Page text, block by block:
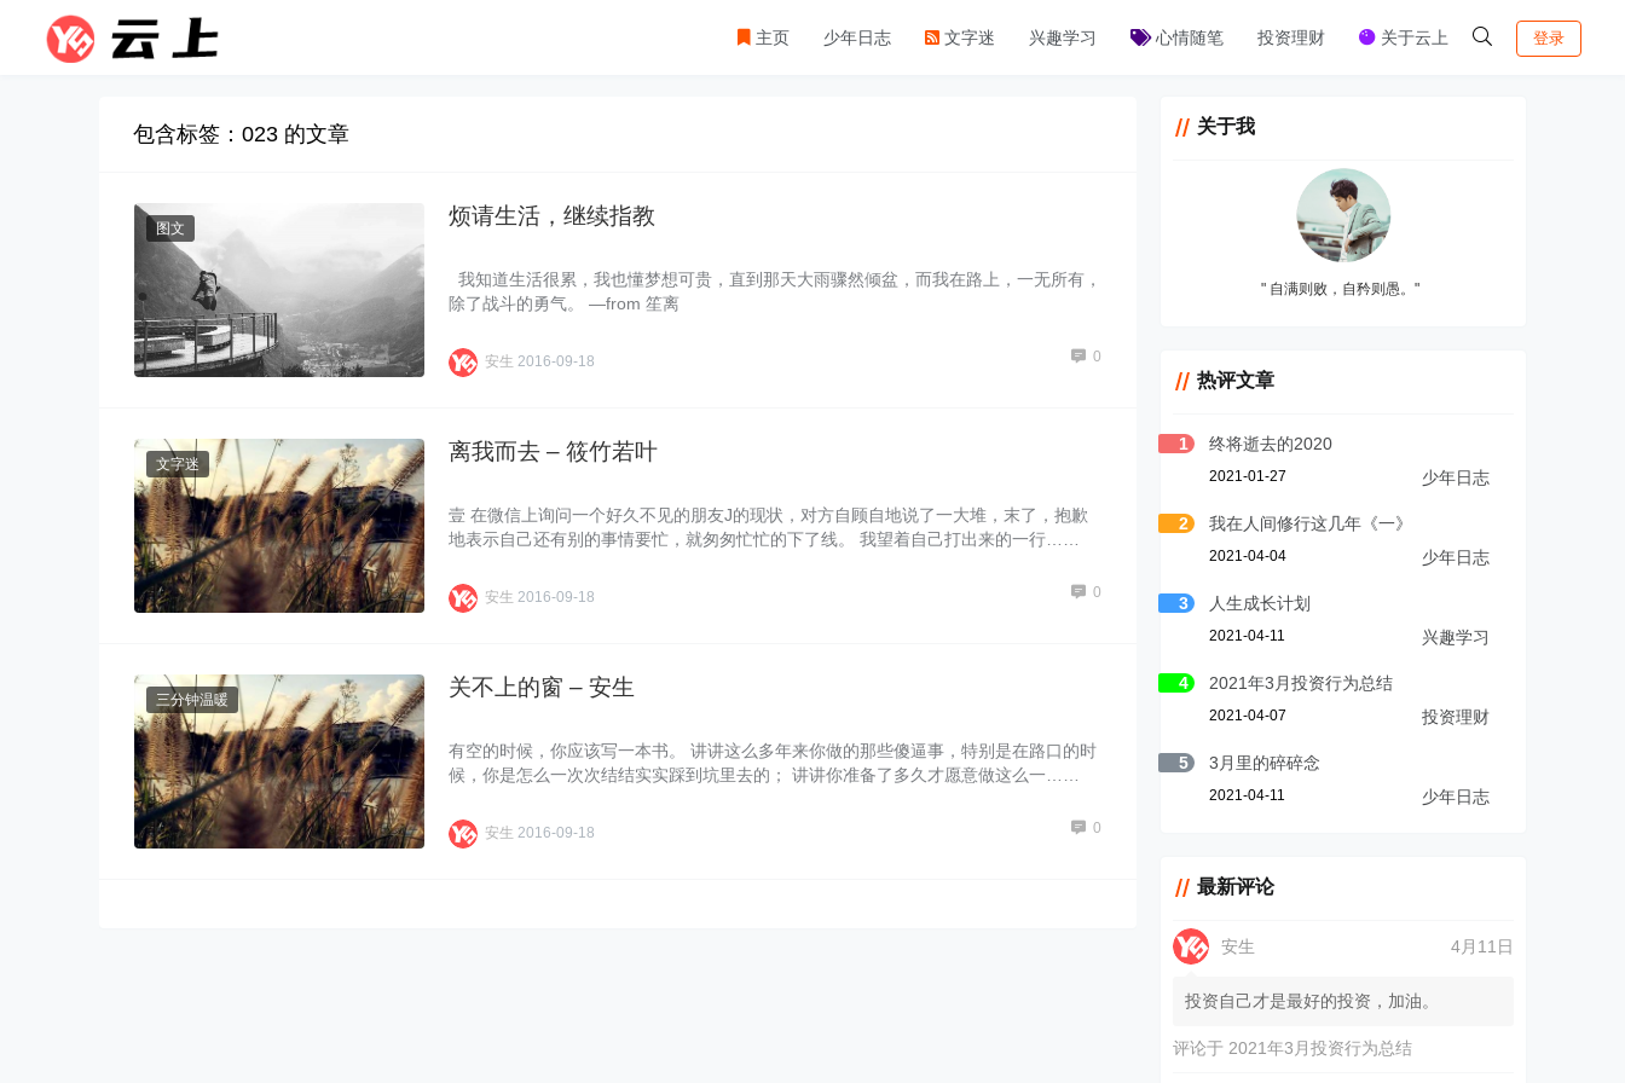
主页 少年日志 文字迷 兴趣学习 心情随笔 投资理财 关于云上 登录
包含标签：023 的文章
图文 烦请生活，继续指教
我知道生活很累，我也懂梦想可贵，直到那天大雨骤然倾盆，而我在路上，一无所有，
除了战斗的勇气。 —from 笙离
安生2016-09-18 0
文字迷 离我而去 – 筱竹若叶
壹 在微信上询问一个好久不见的朋友J的现状，对方自顾自地说了一大堆，末了，抱歉
地表示自己还有别的事情要忙，就匆匆忙忙的下了线。 我望着自己打出来的一行……
安生2016-09-18 0
三分钟温暖 关不上的窗 – 安生
有空的时候，你应该写一本书。 讲讲这么多年来你做的那些傻逼事，特别是在路口的时
候，你是怎么一次次结结实实踩到坑里去的； 讲讲你准备了多久才愿意做这么一……
安生2016-09-18 0
关于我
" 自满则败，自矜则愚。"
热评文章
1 终将逝去的2020
2021-01-27 少年日志
2 我在人间修行这几年《一》
2021-04-04 少年日志
3 人生成长计划
2021-04-11 兴趣学习
4 2021年3月投资行为总结
2021-04-07 投资理财
5 3月里的碎碎念
2021-04-11 少年日志
最新评论
安生 4月11日
投资自己才是最好的投资，加油。
评论于 2021年3月投资行为总结